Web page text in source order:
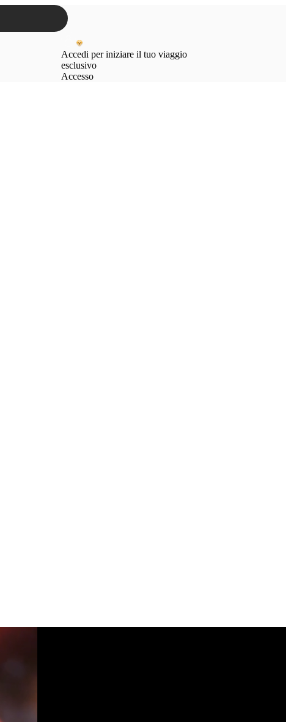
Accedi per iniziare il tuo viaggio
esclusivo
Accesso